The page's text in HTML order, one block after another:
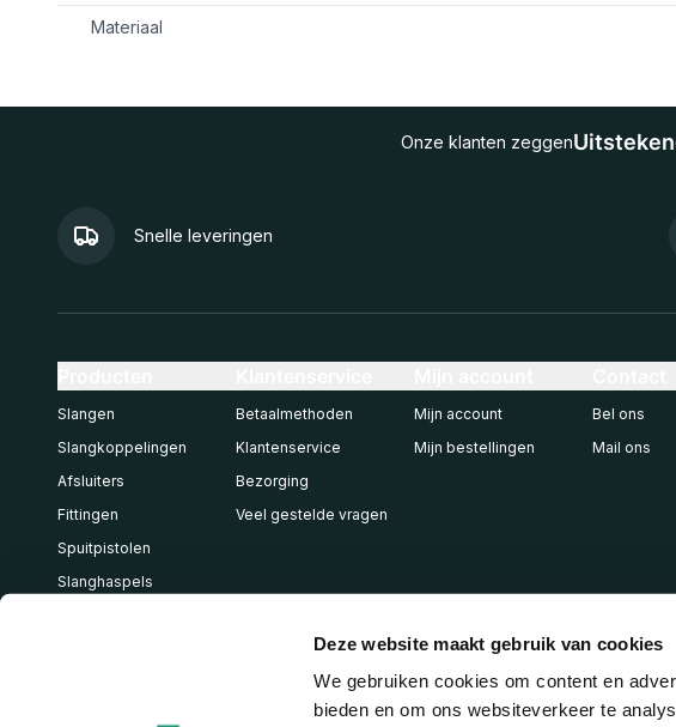
Deze website maakt gebruik van cookies
We gebruiken cookies om content en
bieden en om ons websiteverkeer te
Materiaal
Onze klanten zeggen
Snelle leveringen
Slangen
Slangkoppelingen
Afsluiters
Fittingen
Spuitpistolen
Slanghaspels
Betaalmethoden
Klantenservice
Bezorging
Veel gestelde vragen
Mijn account
Mijn bestellingen
Bel ons
Mail ons